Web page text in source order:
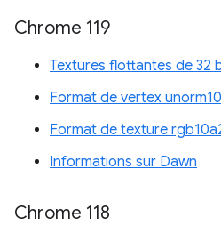
Chrome 119
Textures flottantes de 32
Format de vertex
Format de texture
Informations sur Dawn
Chrome 118